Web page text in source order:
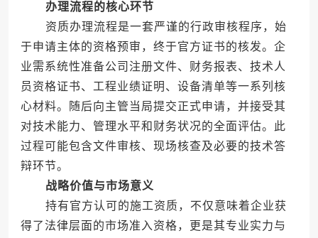
办理流程的核心环节
资质办理流程是一套严谨的行政审核程序，始
于申请主体的资格预审，终于官方证书的核发。企
业需系统性准备公司注册文件、财务报表、技术人
员资格证书、工程业绩证明、设备清单等一系列核
心材料。随后向主管当局提交正式申请，并接受其
对技术能力、管理水平和财务状况的全面评估。此
过程可能包含文件审核、现场核查及必要的技术答
辩环节。
战略价值与市场意义
持有官方认可的施工资质，不仅意味着企业获
得了法律层面的市场准入资格，更是其专业实力与